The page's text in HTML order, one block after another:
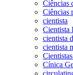
Ciências
Ciências
cientista
Cientista
cientista
cientista
Cínica